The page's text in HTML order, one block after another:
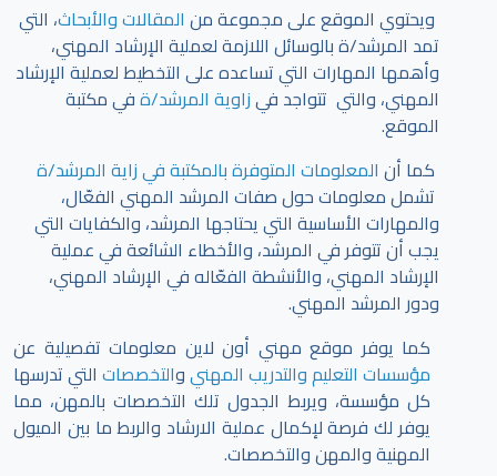
ويحتوي الموقع على مجموعة من المقالات والأبحاث، التي
تمد المرشد/ة بالوسائل اللازمة لعملية الإرشاد المهني،
وأهمها المهارات التي تساعده على التخطيط لعملية الإرشاد
المهني، والتي تتواجد فيزاوية المرشد/ةفي مكتبة
الموقع.
كما أن المعلومات المتوفرة بالمكتبة في زاية المرشد/ة
تشمل معلومات حول صفات المرشد المهني الفعّال،
والمهارات الأساسية التي يحتاجها المرشد، والكفايات التي
يجب أن تتوفر في المرشد، والأخطاء الشائعة في عملية
الإرشاد المهني، والأنشطة الفعّاله في الإرشاد المهني،
ودور المرشد المهني.
كما يوفر موقع مهني أون لاين معلومات تفصيلية عن
مؤسسات التعليم والتدريب المهنيوالتخصصات التي تدرسها
كل مؤسسة، ويربط الجدول تلك التخصصات بالمهن، مما
يوفر لك فرصة لإكمال عملية الارشاد والربط ما بين الميول
المهنية والمهن والتخصصات.